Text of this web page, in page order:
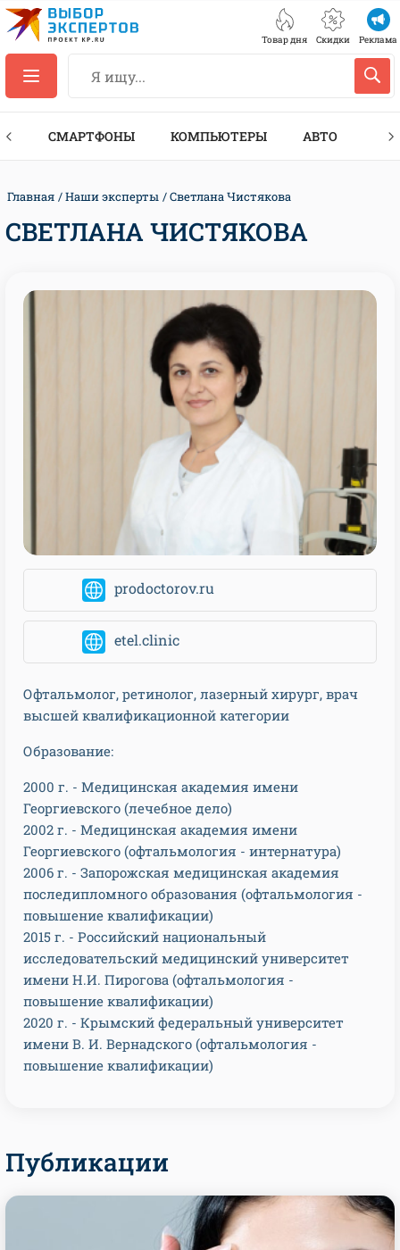
Товар дня Скидки Реклама
СМАРТФОНЫ КОМПЬЮТЕРЫ АВТО
Главная Наши эксперты Светлана Чистякова
СВЕТЛАНА ЧИСТЯКОВА
prodoctorov.ru
etel.clinic
Офтальмолог, ретинолог, лазерный хирург, врач
высшей квалификационной категории
Образование:
2000 г. - Медицинская академия имени
Георгиевского (лечебное дело)
2002 г. - Медицинская академия имени
Георгиевского (офтальмология - интернатура)
2006 г. - Запорожская медицинская академия
последипломного образования (офтальмология -
повышение квалификации)
2015 г. - Российский национальный
исследовательский медицинский университет
имени Н.И. Пирогова (офтальмология -
повышение квалификации)
2020 г. - Крымский федеральный университет
имени В. И. Вернадского (офтальмология -
повышение квалификации)
Публикации